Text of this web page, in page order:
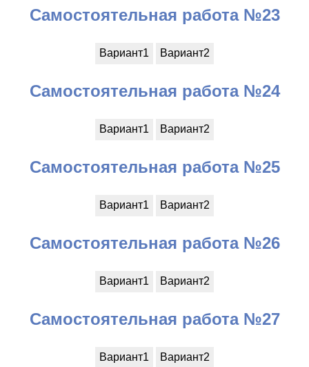
Самостоятельная работа №23
Вариант1 Вариант2
Самостоятельная работа №24
Вариант1 Вариант2
Самостоятельная работа №25
Вариант1 Вариант2
Самостоятельная работа №26
Вариант1 Вариант2
Самостоятельная работа №27
Вариант1 Вариант2